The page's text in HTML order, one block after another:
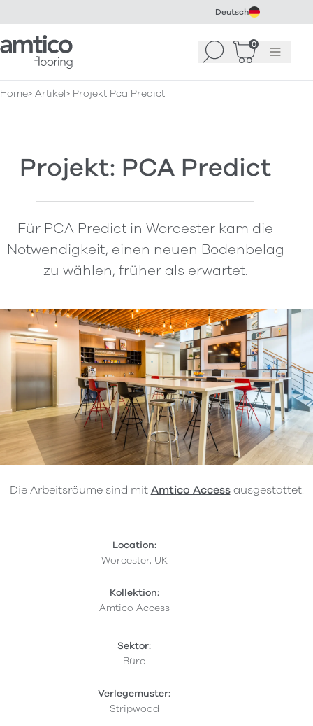
Deutsch
Amtico Flooring Suchen 0
WarenkorbMenü
Home Artikel Projekt Pca Predict
Projekt: PCA Predict
Für PCA Predict in Worcester kam die
Notwendigkeit, einen neuen Bodenbelag
zu wählen, früher als erwartet.
Die Arbeitsräume sind mitAmtico Accessausgestattet.
Location:
Worcester, UK
Kollektion:
Amtico Access
Sektor:
Büro
Verlegemuster:
Stripwood